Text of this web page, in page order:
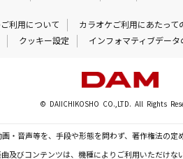
利用について カラオケご利用にあたって
クッキー設定 インフォマティブデータ
© DAIICHIKOSHO CO.,LTD. All Rights
・音声等を、手段や形態を問わず、著作権法の
曲及びコンテンツは、機種によりご利用いただけな